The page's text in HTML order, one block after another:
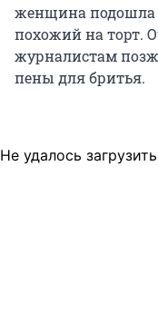
женщина подошла
похожий на торт.
журналистам
пены для бритья.
Не удалось